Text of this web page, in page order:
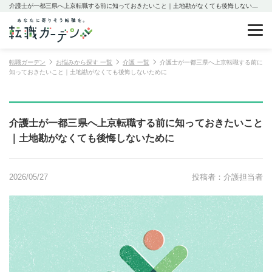
転職ガーデン お悩みから探す 一覧 介護 一覧
介護士が一都三県へ上京転職する前に
知っておきたいこと｜土地勘がなくても後悔しないために
介護士が一都三県へ上京転職する前に知っておきたいこと
｜土地勘がなくても後悔しないために
2026/05/27 投稿者：介護担当者